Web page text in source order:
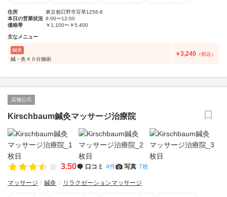
住所
東京都日野市百草1256-8
本日の営業状況 9:00〜12:00
価格帯
￥1,100〜￥5,400
主なメニュー
鍼灸
鍼・灸４０分施術
￥3,240 （税込）
店舗公式
Kirschbaum鍼灸マッサージ治療院
3.50 口コミ 4件 写真 7枚
マッサージ 鍼灸 リラクゼーションマッサージ